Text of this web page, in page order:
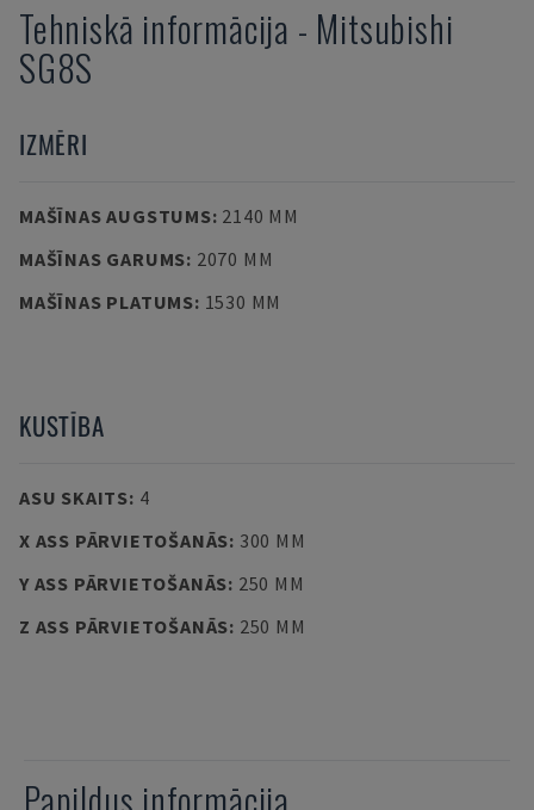
Tehniskā informācija - Mitsubishi
SG8S
IZMĒRI
MAŠĪNAS AUGSTUMS: 2140 MM
MAŠĪNAS GARUMS: 2070 MM
MAŠĪNAS PLATUMS: 1530 MM
KUSTĪBA
ASU SKAITS: 4
X ASS PĀRVIETOŠANĀS: 300 MM
Y ASS PĀRVIETOŠANĀS: 250 MM
Z ASS PĀRVIETOŠANĀS: 250 MM